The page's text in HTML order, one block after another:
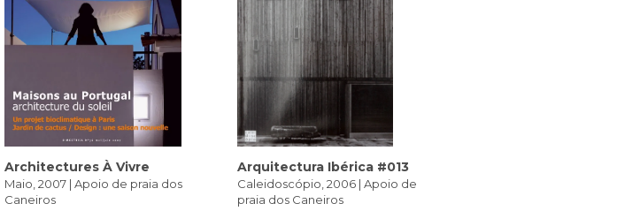
Architectures À Vivre
Maio, 2007 | Apoio de praia dos
Caneiros
Arquitectura Ibérica #013
Caleidoscópio, 2006 | Apoio de
praia dos Caneiros